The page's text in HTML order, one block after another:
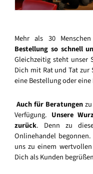
Mehr als 30
Bestellung so schnell
Gleichzeitig steht unser
Dich mit Rat und Tat zur
eine Bestellung oder
Auch für Beratungenzu
Verfügung. Unsere
zurück. Denn zu
Onlinehandel
uns zu einem
Dich als Kunden